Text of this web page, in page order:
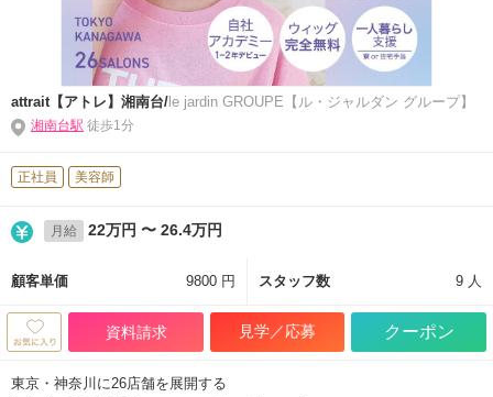
attrait【アトレ】湘南台/ le jardin GROUPE【ル・ジャルダン グループ】
湘南台駅 徒歩1分
正社員 美容師
月給 22万円 〜 26.4万円
顧客単価 9800 円 スタッフ数 9 人
資料請求 見学／応募 クーポン
東京・神奈川に26店舗を展開する